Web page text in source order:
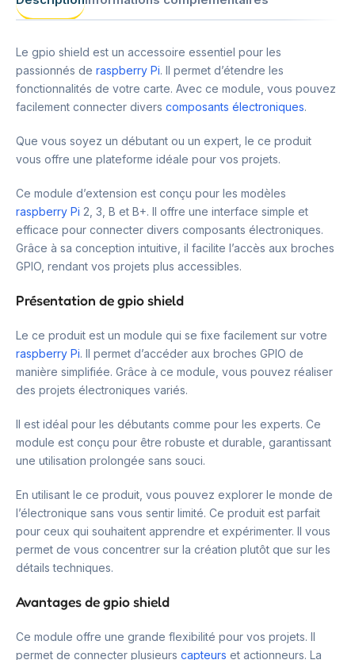
Le gpio shield est un accessoire essentiel pour les
passionnés de raspberry Pi. Il permet d’étendre les
fonctionnalités de votre carte. Avec ce module, vous pouvez
facilement connecter divers composants électroniques.
Que vous soyez un débutant ou un expert, le ce produit
vous offre une plateforme idéale pour vos projets.
Ce module d’extension est conçu pour les modèles
raspberry Pi 2, 3, B et B+. Il offre une interface simple et
efficace pour connecter divers composants électroniques.
Grâce à sa conception intuitive, il facilite l’accès aux broches
GPIO, rendant vos projets plus accessibles.
Présentation de gpio shield
Le ce produit est un module qui se fixe facilement sur votre
raspberry Pi. Il permet d’accéder aux broches GPIO de
manière simplifiée. Grâce à ce module, vous pouvez réaliser
des projets électroniques variés.
Il est idéal pour les débutants comme pour les experts. Ce
module est conçu pour être robuste et durable, garantissant
une utilisation prolongée sans souci.
En utilisant le ce produit, vous pouvez explorer le monde de
l’électronique sans vous sentir limité. Ce produit est parfait
pour ceux qui souhaitent apprendre et expérimenter. Il vous
permet de vous concentrer sur la création plutôt que sur les
détails techniques.
Avantages de gpio shield
Ce module offre une grande flexibilité pour vos projets. Il
permet de connecter plusieurs capteurs et actionneurs. La